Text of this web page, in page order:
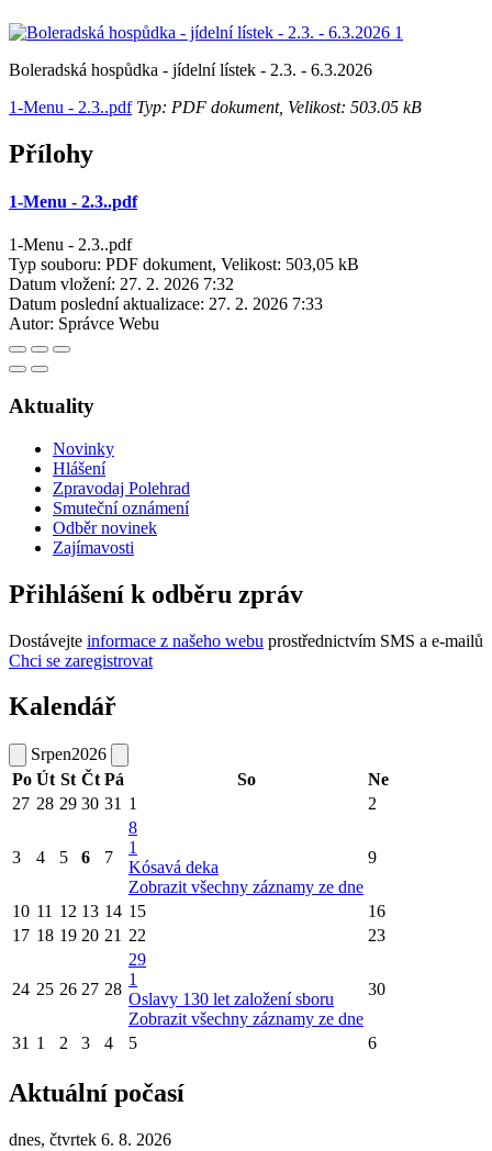
Boleradská hospůdka - jídelní lístek - 2.3. - 6.3.2026
1-Menu - 2.3..pdfTyp: PDF dokument, Velikost: 503.05 kB
Přílohy
1-Menu - 2.3..pdf
1-Menu - 2.3..pdf
Typ souboru: PDF dokument, Velikost: 503,05 kB
Datum vložení: 27. 2. 2026 7:32
Datum poslední aktualizace: 27. 2. 2026 7:33
Autor: Správce Webu
Aktuality
Novinky
Hlášení
Zpravodaj Polehrad
Smuteční oznámení
Odběr novinek
Zajímavosti
Přihlášení k odběru zpráv
Dostávejte informace z našeho webu prostřednictvím SMS a e-mailů
Chci se zaregistrovat
Kalendář
Srpen2026
Po Út St Čt Pá So
Ne
27 28 29 30 31 1 2
3 4 5 6 7
8
1
Kósavá deka
Zobrazit všechny záznamy ze dne
9
10 11 12 13 14 15
16
17 18 19 20 21 22 23
24 25 26 27 28
29
1
Oslavy 130 let založení sboru
Zobrazit všechny záznamy ze dne
30
31 1 2 3 4 5 6
Aktuální počasí
dnes, čtvrtek 6. 8. 2026